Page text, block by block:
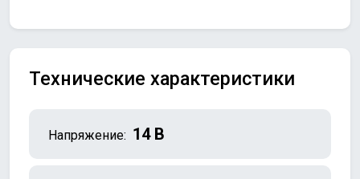
Технические характеристики
Напряжение: 14 В